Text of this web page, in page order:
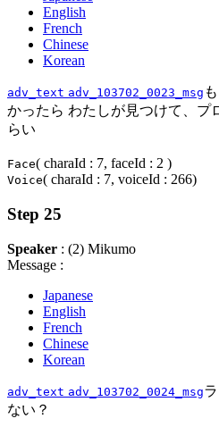
English
French
Chinese
Korean
adv_text adv_103702_0023_msg
かったら わたしが見つけて、プ
らい
Face( charaId : 7, faceId : 2 )
Voice( charaId : 7, voiceId : 266)
Step 25
Speaker : (2) Mikumo
Message :
Japanese
English
French
Chinese
Korean
adv_text adv_103702_0024_msg
ない？